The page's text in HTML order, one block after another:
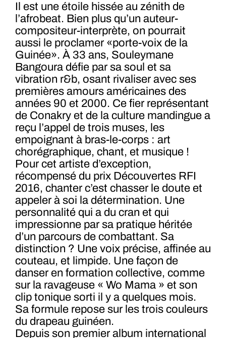
Il est une étoile hissée au zénith de
l’afrobeat. Bien plus qu’un auteur-
compositeur-interprète, on pourrait
aussi le proclamer «porte-voix de la
Guinée». À 33 ans, Souleymane
Bangoura défie par sa soul et sa
vibration r&b, osant rivaliser avec ses
premières amours américaines des
années 90 et 2000. Ce fier représentant
de Conakry et de la culture mandingue a
reçu l’appel de trois muses, les
empoignant à bras-le-corps : art
chorégraphique, chant, et musique !
Pour cet artiste d’exception,
récompensé du prix Découvertes RFI
2016, chanter c’est chasser le doute et
appeler à soi la détermination. Une
personnalité qui a du cran et qui
impressionne par sa pratique héritée
d’un parcours de combattant. Sa
distinction ? Une voix précise, affinée au
couteau, et limpide. Une façon de
danser en formation collective, comme
sur la ravageuse « Wo Mama » et son
clip tonique sorti il y a quelques mois.
Sa formule repose sur les trois couleurs
du drapeau guinéen.
Depuis son premier album international